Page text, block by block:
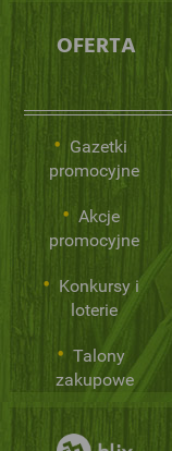
OFERTA
Gazetki
promocyjne
Akcje
promocyjne
Konkursy i
loterie
Talony
zakupowe